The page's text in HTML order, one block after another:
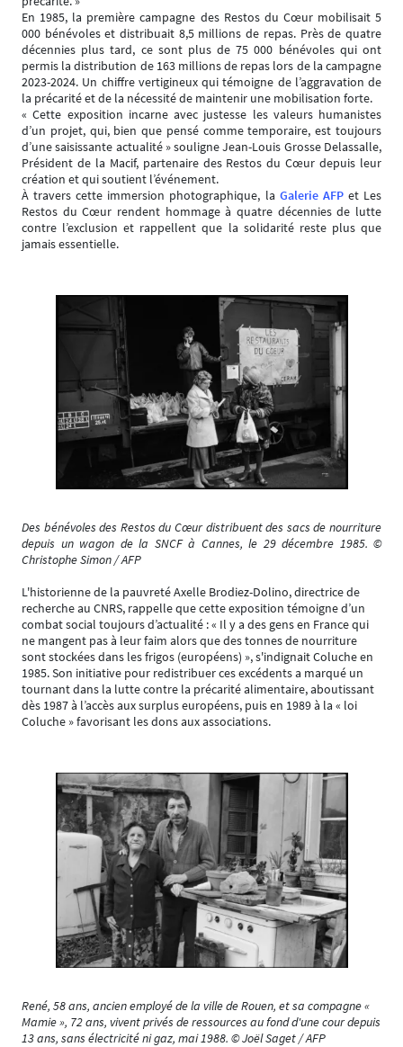
En 1985, la première campagne des Restos du Cœur mobilisait 5
000 bénévoles et distribuait 8,5 millions de repas. Près de quatre
décennies plus tard, ce sont plus de 75 000 bénévoles qui ont
permis la distribution de 163 millions de repas lors de la campagne
2023-2024. Un chiffre vertigineux qui témoigne de l’aggravation de
la précarité et de la nécessité de maintenir une mobilisation forte.
« Cette exposition incarne avec justesse les valeurs humanistes
d’un projet, qui, bien que pensé comme temporaire, est toujours
d’une saisissante actualité » souligne Jean-Louis Grosse Delassalle,
Président de la Macif, partenaire des Restos du Cœur depuis leur
création et qui soutient l’événement.
À travers cette immersion photographique, la Galerie AFPet Les
Restos du Cœur rendent hommage à quatre décennies de lutte
contre l’exclusion et rappellent que la solidarité reste plus que
jamais essentielle.
Des bénévoles des Restos du Cœur distribuent des sacs de nourriture
depuis un wagon de la SNCF à Cannes, le 29 décembre 1985. ©
Christophe Simon / AFP
L'historienne de la pauvreté Axelle Brodiez-Dolino, directrice de
recherche au CNRS, rappelle que cette exposition témoigne d’un
combat social toujours d’actualité : « Il y a des gens en France qui
ne mangent pas à leur faim alors que des tonnes de nourriture
sont stockées dans les frigos (européens) », s'indignait Coluche en
1985. Son initiative pour redistribuer ces excédents a marqué un
tournant dans la lutte contre la précarité alimentaire, aboutissant
dès 1987 à l’accès aux surplus européens, puis en 1989 à la « loi
Coluche » favorisant les dons aux associations.
René, 58 ans, ancien employé de la ville de Rouen, et sa compagne «
Mamie », 72 ans, vivent privés de ressources au fond d'une cour depuis
13 ans, sans électricité ni gaz, mai 1988. © Joël Saget / AFP